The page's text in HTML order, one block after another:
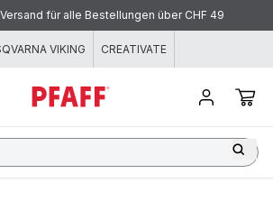
Zum Inhalt springen
mit KLARNA - flexibel und einfach!
für alle Bestellungen über CHF 49
VIKING CREATIVATE